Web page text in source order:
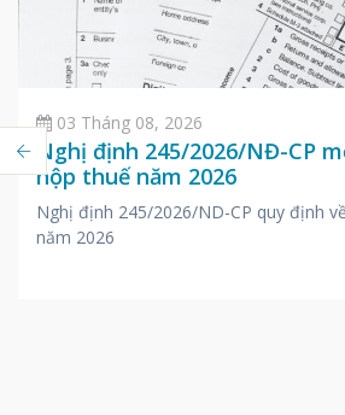
03 Tháng 08, 2026
Nghị định 245/2026/NĐ-CP
nộp thuế năm 2026
Nghị định 245/2026/ND-CP quy định
năm 2026